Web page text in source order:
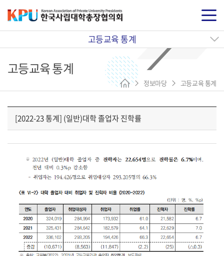
고등교육 통계
고등교육 통계
정보마당 고등교육 통계
[2022-23 통계] (일반)대학 졸업자 진학률